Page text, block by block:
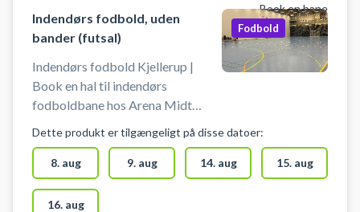
Book en bane
Indendørs fodbold, uden
bander (futsal)
Indendørs fodbold Kjellerup |
Book en hal til indendørs
fodboldbane hos Arena Midt
uden bander (futsal) i Kjellerup.
Foruden indendørs fodbold byder
Arena Midt også på booking af
bl.a badminton- og
Fodbold
Dette produkt er tilgængeligt på disse datoer:
8. aug 9. aug 14. aug 15. aug
16. aug